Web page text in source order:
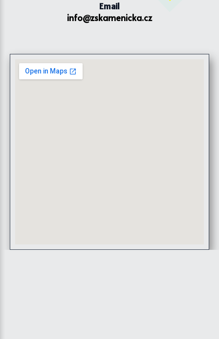
Email
info@zskamenicka.cz